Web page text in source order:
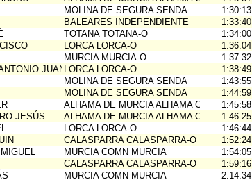
MOLINA DE SEGURA SENDA 1:30:13
BALEARES INDEPENDIENTE 1:33:40
TOTANA TOTANA-O 1:34:00
LORCA LORCA-O 1:36:04
MURCIA MURCIA-O 1:37:32
JUAN LORCA LORCA-O 1:38:49
MOLINA DE SEGURA SENDA 1:43:55
MOLINA DE SEGURA SENDA 1:44:59
ALHAMA DE MURCIA ALHAMA COYM 1:45:58
JESÚS ALHAMA DE MURCIA ALHAMA COYM 1:46:25
LORCA LORCA-O 1:46:44
CALASPARRA CALASPARRA-O 1:52:24
MURCIA COMN MURCIA 1:54:05
CALASPARRA CALASPARRA-O 1:59:16
MURCIA COMN MURCIA 2:14:34